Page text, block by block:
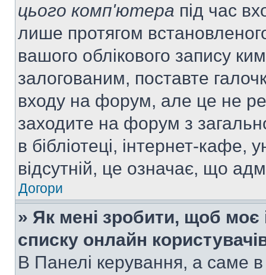
цього комп'ютера під час
лише протягом
вашого облікового запису
залогованим, поставте
входу на форум, але це не
заходите на форум з
в бібліотеці, інтернет-кафе,
відсутній, це означає, що
Догори
» Як мені зробити, щоб моє
списку онлайн
В Панелі керування, а саме